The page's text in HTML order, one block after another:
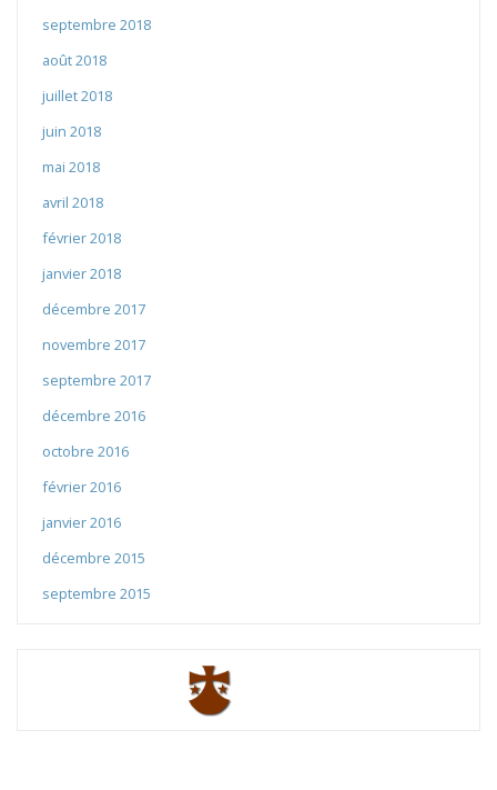
septembre 2018
août 2018
juillet 2018
juin 2018
mai 2018
avril 2018
février 2018
janvier 2018
décembre 2017
novembre 2017
septembre 2017
décembre 2016
octobre 2016
février 2016
janvier 2016
décembre 2015
septembre 2015